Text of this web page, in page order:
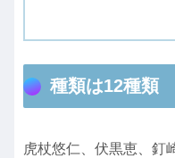
種類は12種類
虎杖悠仁、伏黒恵、釘